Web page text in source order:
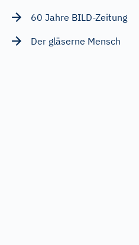
60 Jahre BILD-Zeitung
Der gläserne Mensch